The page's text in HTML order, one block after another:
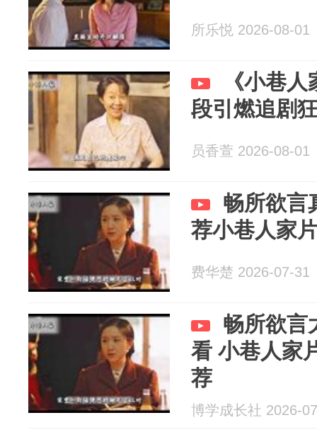
所乐悦 2026-08-01
《小巷
段引燃追剧
员香萱 2026-08-01
畅所欲言
荐小巷人家
费华楚 2026-07-31
畅所欲言
看 小巷人家
荐
博学成长社 2026-